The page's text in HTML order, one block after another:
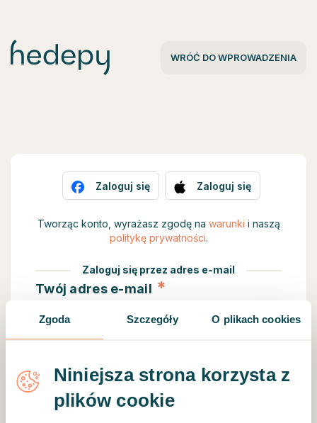
Zgoda Szczegóły O plikach cookies
Niniejsza strona korzysta z
plików cookie
WRÓĆ DO WPROWADZENIA
Zaloguj się Zaloguj się
Tworząc konto, wyrażasz zgodę na warunki i naszą
politykę prywatności.
Zaloguj się przez adres e-mail
Twój adres e-mail *
Hasło*